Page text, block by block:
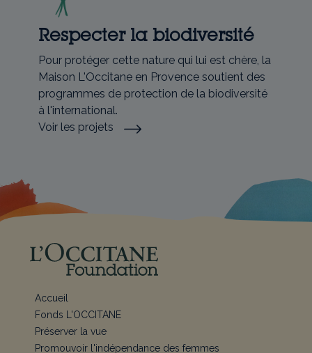
Respecter la biodiversité
Pour protéger cette nature qui lui est chère, la
Maison L'Occitane en Provence soutient des
programmes de protection de la biodiversité
à l'international.
Voir les projets
Accueil
Fonds L'OCCITANE
Préserver la vue
Promouvoir l'indépendance des femmes